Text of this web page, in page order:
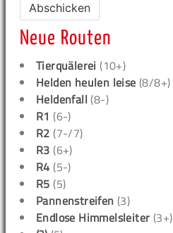
Neue Routen
Tierquälerei (10+)
Helden heulen leise (8/8+)
Heldenfall (8-)
R1 (6-)
R2 (7-/7)
R3 (6+)
R4 (5-)
R5 (5)
Pannenstreifen (3)
Endlose Himmelsleiter (3+)